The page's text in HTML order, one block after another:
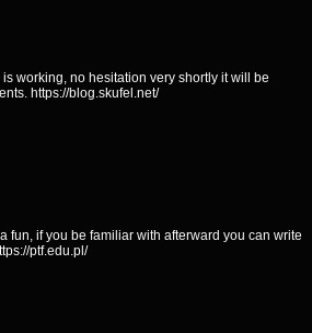
working, no hesitation very shortly it will be
https://blog.skufel.net/
fun, if you be familiar with afterward you can write
ptf.edu.pl/